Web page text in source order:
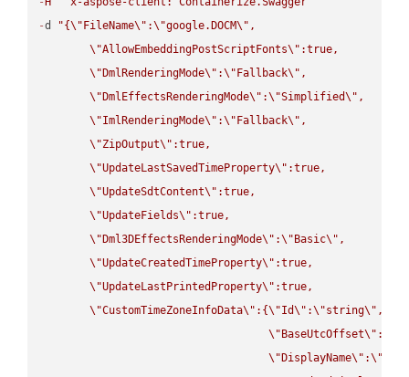
-d "{\" FileName\" :\"google.DOCM\" ,
\"AllowEmbeddingPostScriptFonts\" :true,
\" DmlRenderingMode\" :\" Fallback\" ,
\" DmlEffectsRenderingMode\" :\"Simplified\" ,
\"ImlRenderingMode\" :\" Fallback\" ,
\"ZipOutput\" :true,
\"UpdateLastSavedTimeProperty\" :true,
\"UpdateSdtContent\" :true,
\"UpdateFields\" :true,
\" Dml3DEffectsRenderingMode\" :\" Basic\" ,
\"UpdateCreatedTimeProperty\" :true,
\"UpdateLastPrintedProperty\" :true,
\"CustomTimeZoneInfoData\" :{\"Id\" :\"string\" ,
\" BaseUtcOffset\" :
\" DisplayName\" :\"